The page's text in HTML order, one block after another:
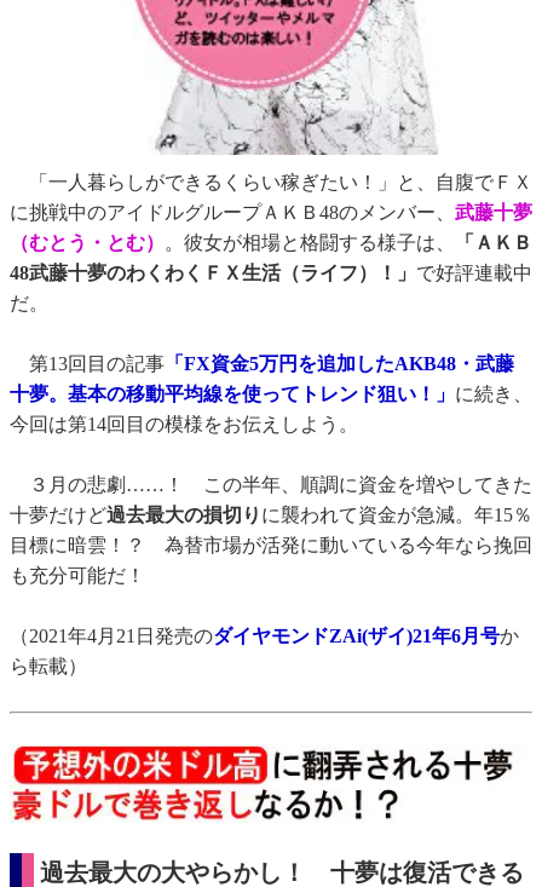
「一人暮らしができるくらい稼ぎたい！」と、自腹でＦＸ
に挑戦中のアイドルグループＡＫＢ48のメンバー、 武藤十夢
（むとう・とむ）
。彼女が相場と格闘する様子は、
「ＡＫＢ
48武藤十夢のわくわくＦＸ生活（ライフ）！」 で好評連載中
だ。
第13回目の記事 「FX資金5万円を追加したAKB48・武藤
十夢。基本の移動平均線を使ってトレンド狙い！」 に続き、
今回は第14回目の模様をお伝えしよう。
３月の悲劇……！ この半年、順調に資金を増やしてきた
十夢だけど過去最大の損切り に襲われて資金が急減。年15％
目標に暗雲！？ 為替市場が活発に動いている今年なら挽回
も充分可能だ！
（2021年4月21日発売のダイヤモンドZAi(ザイ)21年6月号か
ら転載）
過去最大の大やらかし！ 十夢は復活できる